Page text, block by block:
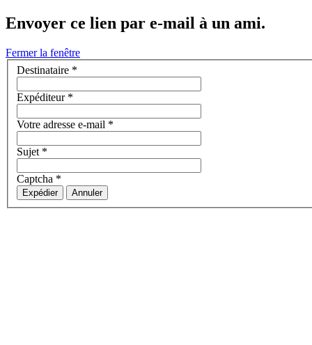
Envoyer ce lien par e-mail à un ami.
Fermer la fenêtre
Destinataire *
Expéditeur*
Votre adresse e-mail *
Sujet*
Captcha *
Expédier Annuler